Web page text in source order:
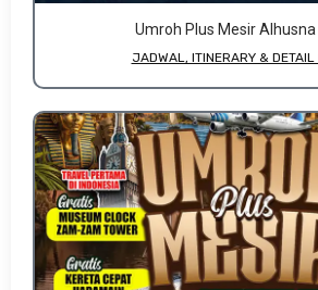
Umroh Plus Mesir
JADWAL, ITINERARY & DETAIL